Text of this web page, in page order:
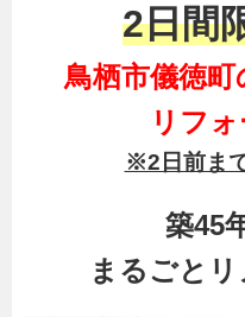
2日間
鳥栖市儀徳
リフ
※2日前ま
築45
まるごとリ